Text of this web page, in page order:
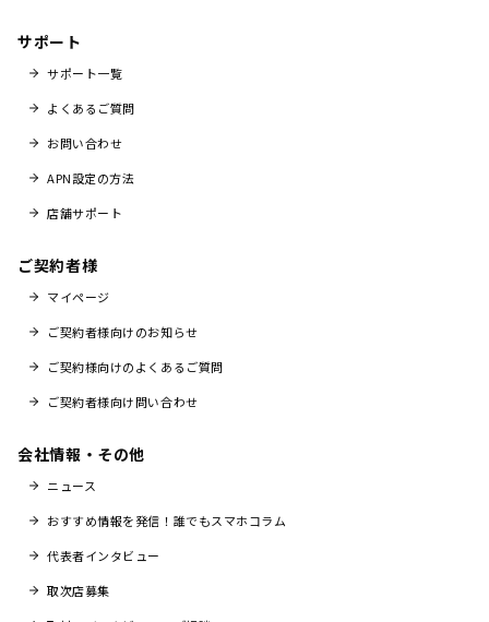
サポート
サポート一覧
よくあるご質問
お問い合わせ
APN設定の方法
店舗サポート
ご契約者様
マイページ
ご契約者様向けのお知らせ
ご契約様向けのよくあるご質問
ご契約者様向け問い合わせ
会社情報・その他
ニュース
おすすめ情報を発信！誰でもスマホコラム
代表者インタビュー
取次店募集